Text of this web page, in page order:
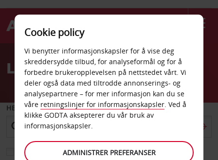
Welcome
AvisLeiebil Ithaca flyplass
HENT FRA
Velg et annet leveringssted
Cookie policy
Vi benytter informasjonskapsler for å vise deg
skreddersydde tilbud, for analyseformål og for å
forbedre brukeropplevelsen på nettstedet vårt. Vi
deler også data med tiltrodde annonserings- og
analysepartnere – for mer informasjon kan du se
våre retningslinjer for informasjonskapsler. Ved å
klikke GODTA aksepterer du vår bruk av
informasjonskapsler.
ADMINISTRER PREFERANSER